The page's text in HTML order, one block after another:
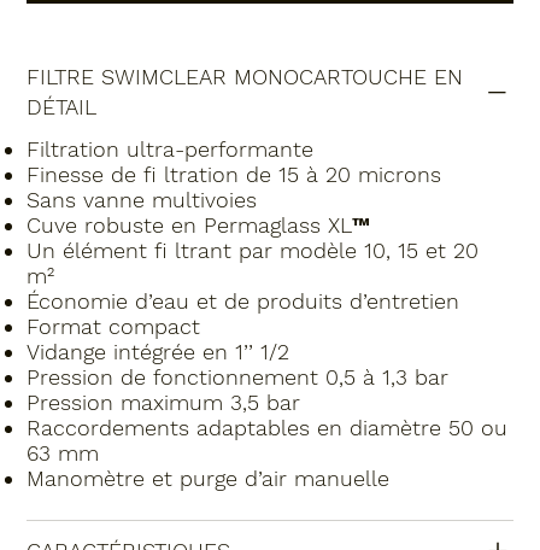
FILTRE SWIMCLEAR MONOCARTOUCHE EN
DÉTAIL
Filtration ultra-performante
Finesse de fi ltration de 15 à 20 microns
Sans vanne multivoies
Cuve robuste en Permaglass XL™
Un élément fi ltrant par modèle 10, 15 et 20
m²
Économie d’eau et de produits d’entretien
Format compact
Vidange intégrée en 1’’ 1/2
Pression de fonctionnement 0,5 à 1,3 bar
Pression maximum 3,5 bar
Raccordements adaptables en diamètre 50 ou
63 mm
Manomètre et purge d’air manuelle